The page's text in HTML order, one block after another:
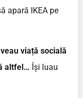
apară IKEA pe
viață socială
altfel… Își luau